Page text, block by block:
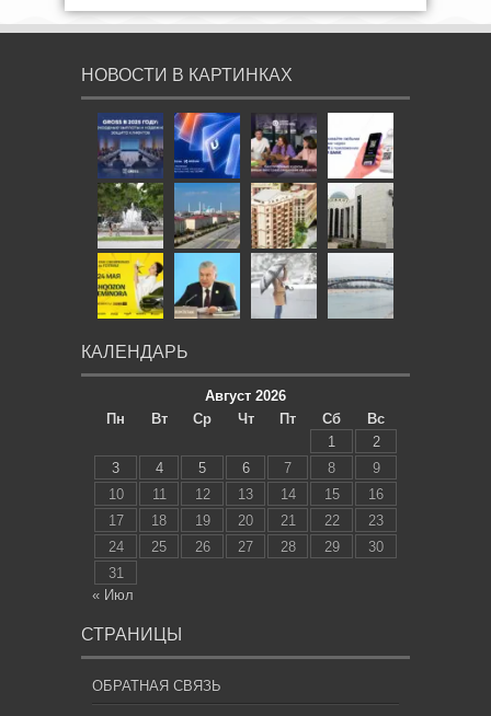
НОВОСТИ В КАРТИНКАХ
КАЛЕНДАРЬ
Август 2026
Пн
Вт Ср Чт Пт Сб
Вс
1
2
3
4 5 6 7 8
9
10
11 12 13 14 15
16
17
18 19 20 21 22
23
24
25 26 27 28 29
30
31
« Июл
СТРАНИЦЫ
ОБРАТНАЯ СВЯЗЬ